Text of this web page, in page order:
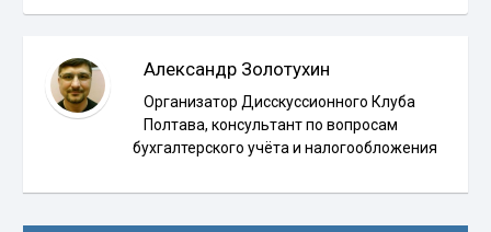
Александр Золотухин
Организатор Дисскуссионного Клуба
Полтава, консультант по вопросам
бухгалтерского учёта и налогообложения